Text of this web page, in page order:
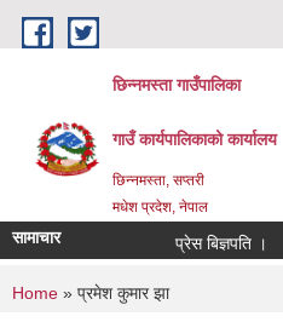
Skip to main content
छिन्नमस्ता गाउँपालिका
गाउँ कार्यपालिकाको कार्यालय
छिन्नमस्ता, सप्तरी
मधेश प्रदेश, नेपाल
सामाचार प्रेस बिज्ञपति ।
You are here
Home » प्रमेश कुमार झा